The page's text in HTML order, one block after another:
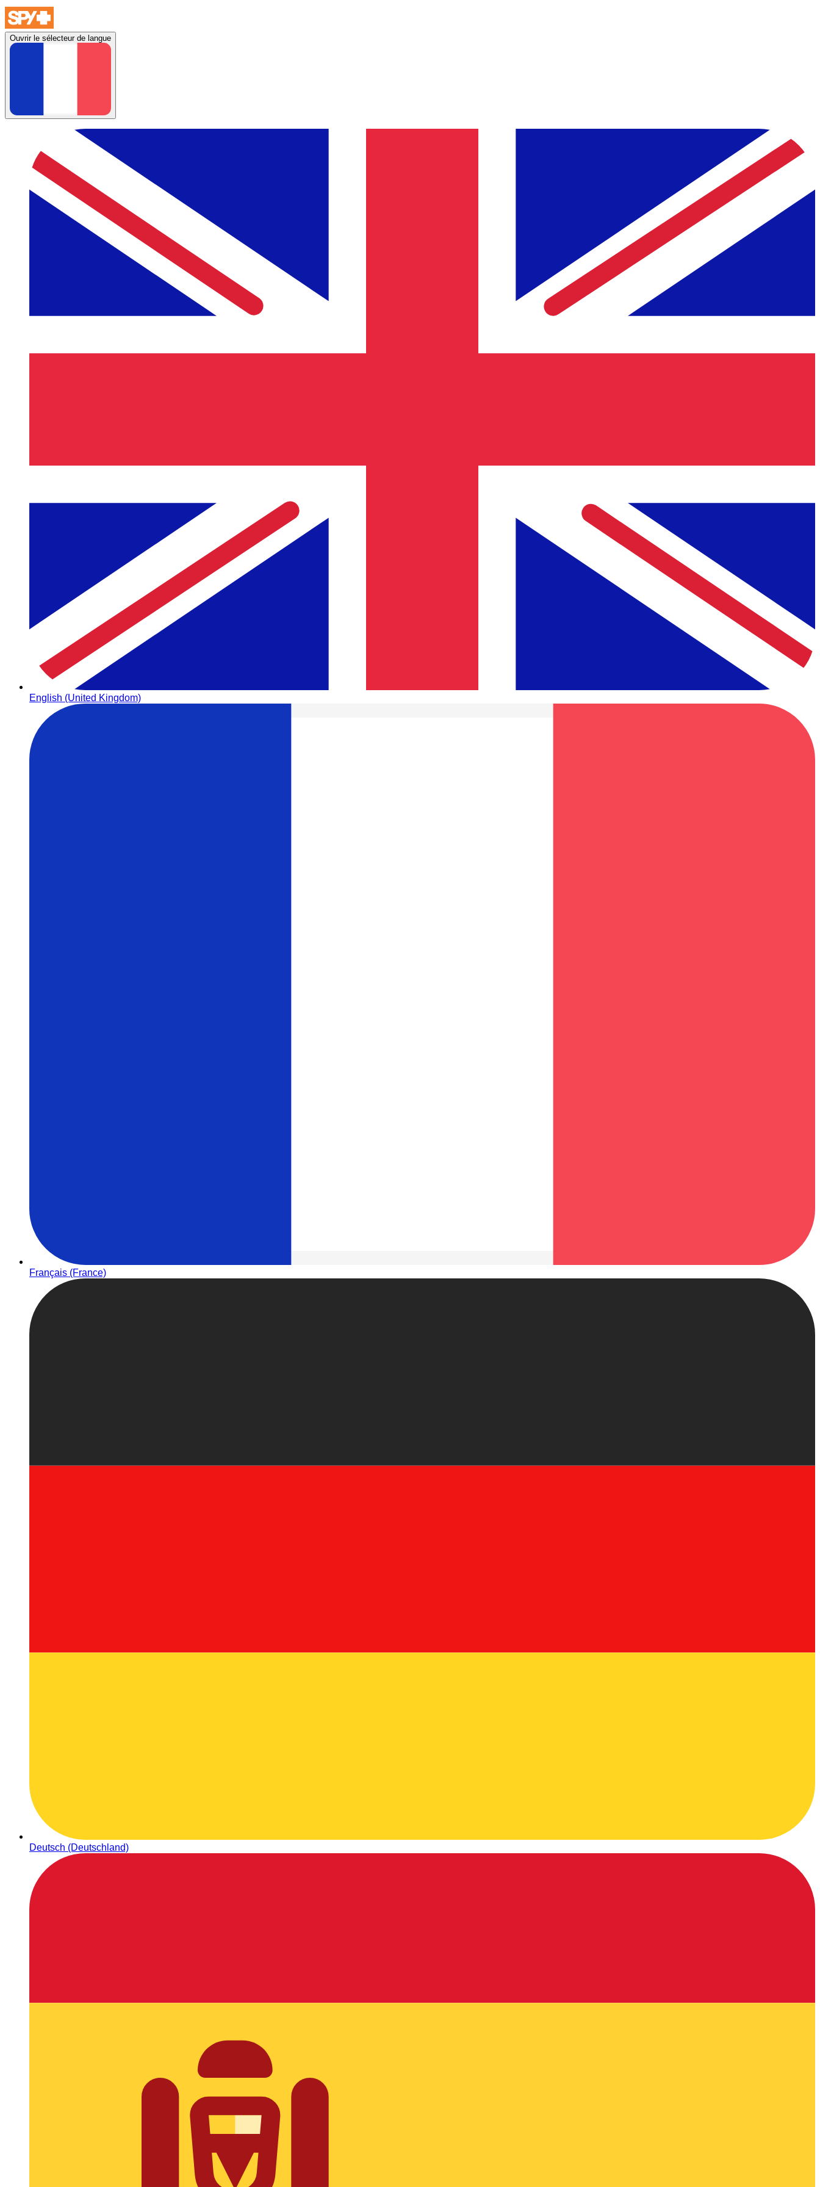
Ouvrir le sélecteur de langue
English (United Kingdom)
Français (France)
Deutsch (Deutschland)